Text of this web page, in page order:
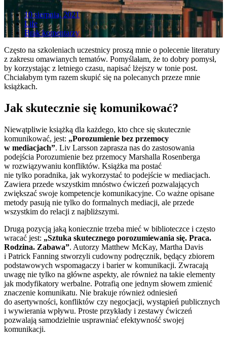
10 sierpnia, 2021
Life
Brak komentarzy
Często na szkoleniach uczestnicy proszą mnie o polecenie literatury
z zakresu omawianych tematów. Pomyślałam, że to dobry pomysł,
by korzystając z letniego czasu, napisać lżejszy w tonie post.
Chciałabym tym razem skupić się na polecanych przeze mnie
książkach.
Jak skutecznie się komunikować?
Niewątpliwie książką dla każdego, kto chce się skutecznie
komunikować, jest: „Porozumienie bez przemocy
w mediacjach”. Liv Larsson zaprasza nas do zastosowania
podejścia Porozumienie bez przemocy Marshalla Rosenberga
w rozwiązywaniu konfliktów. Książka ma postać
nie tylko poradnika, jak wykorzystać to podejście w mediacjach.
Zawiera przede wszystkim mnóstwo ćwiczeń pozwalających
zwiększać swoje kompetencje komunikacyjne. Co ważne opisane
metody pasują nie tylko do formalnych mediacji, ale przede
wszystkim do relacji z najbliższymi.
Drugą pozycją jaką koniecznie trzeba mieć w biblioteczce i często
wracać jest: „Sztuka skutecznego porozumiewania się. Praca.
Rodzina. Zabawa”. Autorzy Matthew McKay, Martha Davis
i Patrick Fanning stworzyli cudowny podręcznik, będący zbiorem
podstawowych wspomagaczy i barier w komunikacji. Zwracają
uwagę nie tylko na główne aspekty, ale również na takie elementy
jak modyfikatory werbalne. Potrafią one jednym słowem zmienić
znaczenie komunikatu. Nie brakuje również odniesień
do asertywności, konfliktów czy negocjacji, wystąpień publicznych
i wywierania wpływu. Proste przykłady i zestawy ćwiczeń
pozwalają samodzielnie usprawniać efektywność swojej
komunikacji.